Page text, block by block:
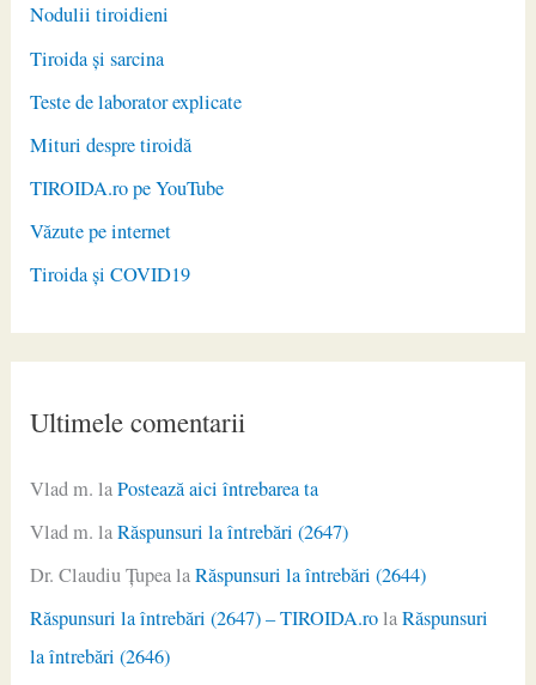
Nodulii tiroidieni
Tiroida și sarcina
Teste de laborator explicate
Mituri despre tiroidă
TIROIDA.ro pe YouTube
Văzute pe internet
Tiroida și COVID19
Ultimele comentarii
Vlad m. laPostează aici întrebarea ta
Vlad m. laRăspunsuri la întrebări (2647)
Dr. Claudiu ŢupealaRăspunsuri la întrebări (2644)
Răspunsuri la întrebări (2647) – TIROIDA.rolaRăspunsuri
la întrebări (2646)